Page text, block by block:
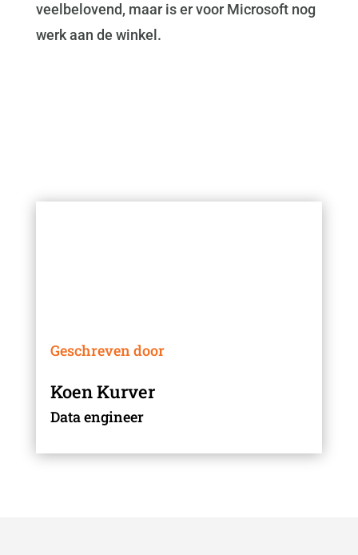
veelbelovend, maar is er voor Microsoft nog
werk aan de winkel.
Geschreven door
Koen Kurver
Data engineer